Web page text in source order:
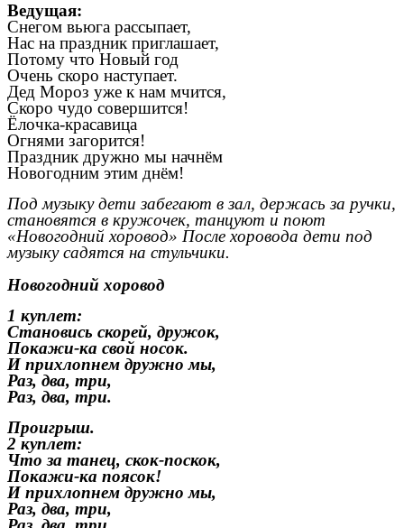
Ведущая:
Снегом вьюга рассыпает,
Нас на праздник приглашает,
Потому что Новый год
Очень скоро наступает.
Дед Мороз уже к нам мчится,
Скоро чудо совершится!
Ёлочка-красавица
Огнями загорится!
Праздник дружно мы начнём
Новогодним этим днём!
Под музыку дети забегают в зал, держась за ручки,
становятся в кружочек, танцуют и поют
«Новогодний хоровод» После хоровода дети под
музыку садятся на стульчики.
Новогодний хоровод
1 куплет:
Становись скорей, дружок,
Покажи-ка свой носок.
И прихлопнем дружно мы,
Раз, два, три,
Раз, два, три.
Проигрыш.
2 куплет:
Что за танец, скок-поскок,
Покажи-ка поясок!
И прихлопнем дружно мы,
Раз, два, три,